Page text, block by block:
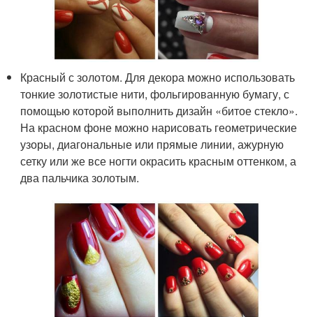
Красный с золотом. Для декора можно использовать
тонкие золотистые нити, фольгированную бумагу, с
помощью которой выполнить дизайн «битое стекло».
На красном фоне можно нарисовать геометрические
узоры, диагональные или прямые линии, ажурную
сетку или же все ногти окрасить красным оттенком, а
два пальчика золотым.